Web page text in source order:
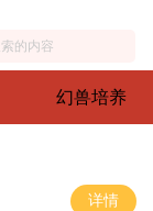
幻兽培养
详情